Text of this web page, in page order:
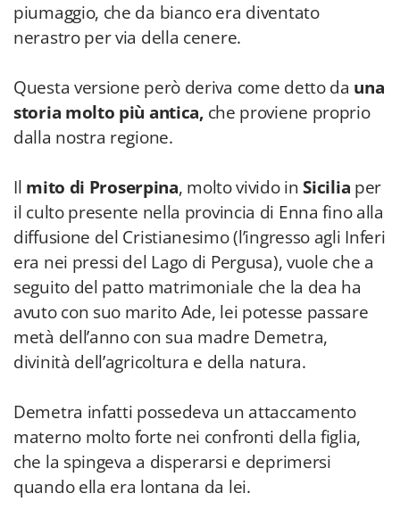
piumaggio, che da bianco era diventato
nerastro per via della cenere.
Questa versione però deriva come detto da una
storia molto più antica,che proviene proprio
dalla nostra regione.
Il mito di Proserpina, molto vivido inSicilia per
il culto presente nella provincia di Enna fino alla
diffusione del Cristianesimo (l’ingresso agli Inferi
era nei pressi del Lago di Pergusa), vuole che a
seguito del patto matrimoniale che la dea ha
avuto con suo marito Ade, lei potesse passare
metà dell’anno con sua madre Demetra,
divinità dell’agricoltura e della natura.
Demetra infatti possedeva un attaccamento
materno molto forte nei confronti della figlia,
che la spingeva a disperarsi e deprimersi
quando ella era lontana da lei.